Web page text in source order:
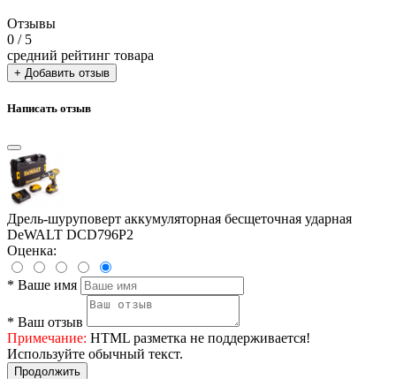
Отзывы
0 / 5
средний рейтинг товара
+ Добавить отзыв
Написать отзыв
Дрель-шуруповерт аккумуляторная бесщеточная ударная
DeWALT DCD796P2
Оценка:
* Ваше имя
* Ваш отзыв
Примечание: HTML разметка не поддерживается!
Используйте обычный текст.
Продолжить